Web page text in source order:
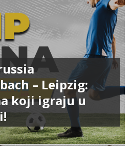
– Leipzig:
koji igraju u